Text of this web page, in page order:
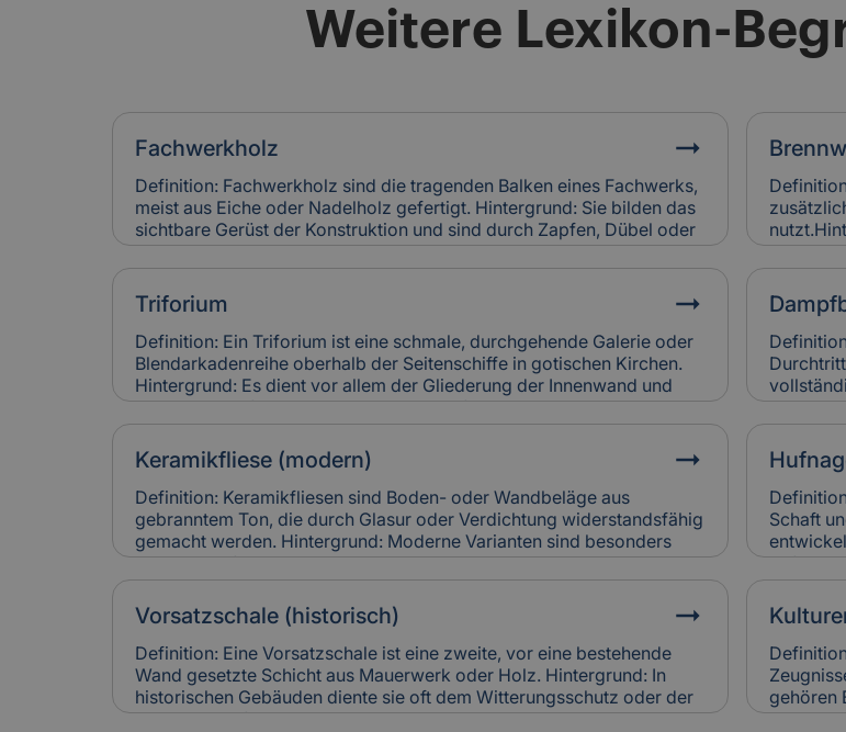
Weitere Lexikon-
Fachwerkholz
Definition: Fachwerkholz sind die tragenden Balken eines Fachwerks,
meist aus Eiche oder Nadelholz gefertigt. Hintergrund: Sie bilden das
sichtbare Gerüst der Konstruktion und sind durch Zapfen, Dübel oder
Verblattungen miteinander verbunden. Fachwerkholz bestimmt
Stabilität und Erscheinungsbild eines Gebäudes. Relevanz für
Versicherung: Risse, Fäulnis oder Schädlingsbefall am Fachwerkholz
führen zu hohen Restaurierungskosten, die Versicherungen bei
denkmalgerechter Instandsetzung berücksichtigen.
und
werden
Triforium
Definition: Ein Triforium ist eine schmale, durchgehende Galerie oder
Blendarkadenreihe oberhalb der Seitenschiffe in gotischen Kirchen.
Hintergrund: Es dient vor allem der Gliederung der Innenwand und
trägt zur Lichtführung und optischen Tiefe des Raumes bei. Relevanz
für Versicherung: Schäden an Triforien sind häufig schwer zugänglich
und teuer in der Restaurierung. Versicherungen bewerten sie
entsprechend ihres künstlerischen und baulichen Werts.
der
Keramikfliese (modern)
Definition: Keramikfliesen sind Boden- oder Wandbeläge aus
gebranntem Ton, die durch Glasur oder Verdichtung widerstandsfähig
gemacht werden. Hintergrund: Moderne Varianten sind besonders
langlebig, pflegeleicht und in vielen Designs erhältlich. Sie werden
häufig zur Sanierung älterer Gebäude eingesetzt, um historische
Räume zeitgemäß nutzbar zu machen. Relevanz für Versicherung:
Keramikfliesen gelten als robust, können aber bei
Leitungswasserschäden hohe Reparaturkosten verursachen, wenn sie
vollständig ersetzt werden müssen.
Schaft
Alte
ersetzt,
Vorsatzschale (historisch)
Definition: Eine Vorsatzschale ist eine zweite, vor eine bestehende
Wand gesetzte Schicht aus Mauerwerk oder Holz. Hintergrund: In
historischen Gebäuden diente sie oft dem Witterungsschutz oder der
optischen Aufwertung einer Fassade. Heute wird sie auch zur
gehören
die über